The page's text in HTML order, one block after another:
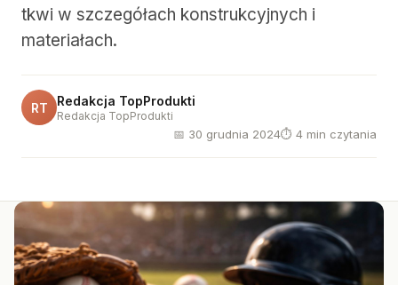
tkwi w szczegółach konstrukcyjnych i
materiałach.
RT Redakcja TopProdukti
Redakcja TopProdukti
📅 30 grudnia 2024⏱ 4 min czytania